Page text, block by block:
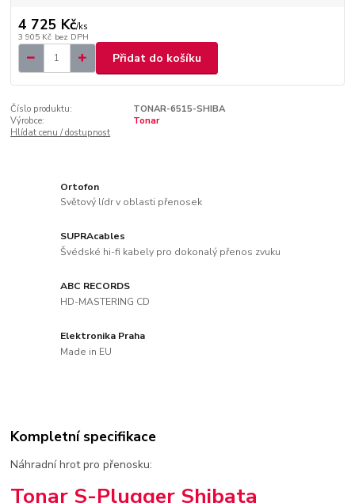
4 725 Kč/ks
3 905 Kč bez DPH
Přidat do košíku
Číslo produktu:
TONAR-6515-SHIBA
Výrobce:
Tonar
Hlídat cenu / dostupnost
Ortofon
Světový lídr v oblasti přenosek
SUPRAcables
Švédské hi-fi kabely pro dokonalý přenos zvuku
ABC RECORDS
HD-MASTERING CD
Elektronika Praha
Made in EU
Kompletní specifikace
Náhradní hrot pro přenosku:
Tonar S-Plugger Shibata